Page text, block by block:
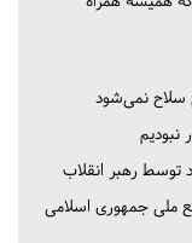
سلاح نمی‌شود
نبودیم
توسط رهبر انقلاب
ملی جمهوری اسلامی